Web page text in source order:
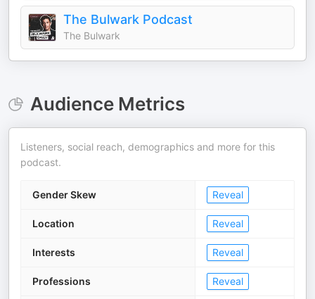
The Bulwark Podcast
The Bulwark
Audience Metrics
Listeners, social reach, demographics and more for this
podcast.
Gender Skew Reveal
Location Reveal
Interests Reveal
Professions Reveal